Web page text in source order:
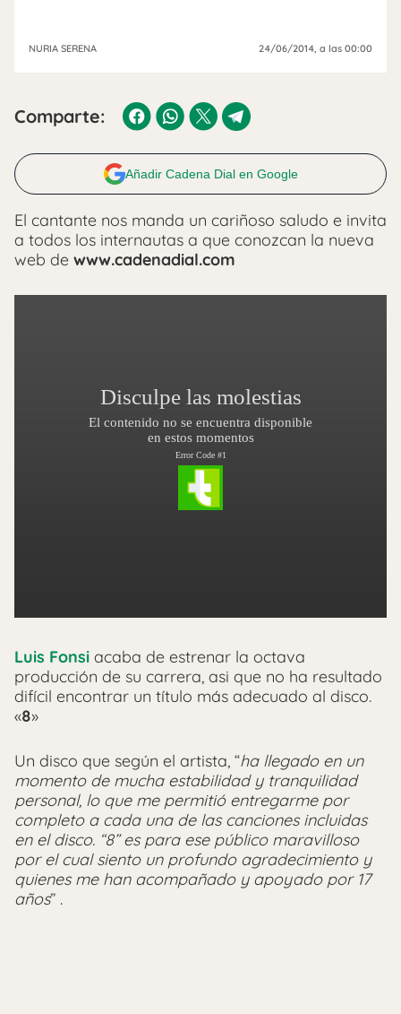
NURIA SERENA 24/06/2014 , a las 00:00
Comparte:
Añadir Cadena Dial en Google
El cantante nos manda un cariñoso saludo e invita
a todos los internautas a que conozcan la nueva
web de www.cadenadial.com
Luis Fonsi acaba de estrenar la octava
producción de su carrera, asi que no ha resultado
difícil encontrar un título más adecuado al disco.
«8»
Un disco que según el artista, “ha llegado en un
momento de mucha estabilidad y tranquilidad
personal, lo que me permitió entregarme por
completo a cada una de las canciones incluidas
en el disco. “8” es para ese público maravilloso
por el cual siento un profundo agradecimiento y
quienes me han acompañado y apoyado por 17
años” .